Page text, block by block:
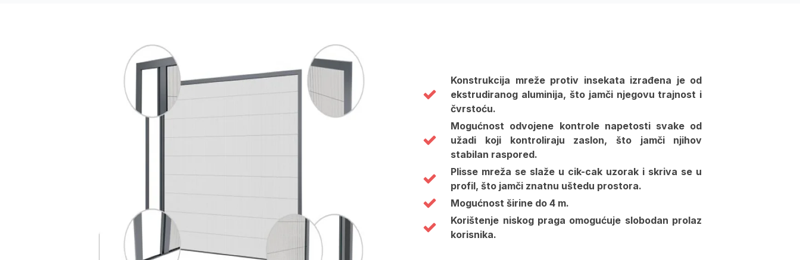
Konstrukcija mreže protiv insekata izrađena je od
ekstrudiranog aluminija, što jamči njegovu trajnost i
čvrstoću.
Mogućnost odvojene kontrole napetosti svake od
užadi koji kontroliraju zaslon, što jamči njihov
stabilan raspored.
Plisse mreža se slaže u cik-cak uzorak i skriva se u
profil, što jamči znatnu uštedu prostora.
Mogućnost širine do 4 m.
Korištenje niskog praga omogućuje slobodan prolaz
korisnika.